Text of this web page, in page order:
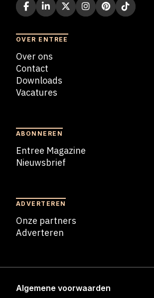
OVER ENTREE
Over ons
Contact
Downloads
Vacatures
ABONNEREN
Entree Magazine
Nieuwsbrief
ADVERTEREN
Onze partners
Adverteren
Algemene voorwaarden